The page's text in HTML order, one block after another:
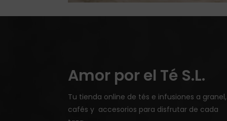
Amor por el Té S.L.
Tu tienda online de tés e infusiones a granel,
cafés y accesorios para disfrutar de cada